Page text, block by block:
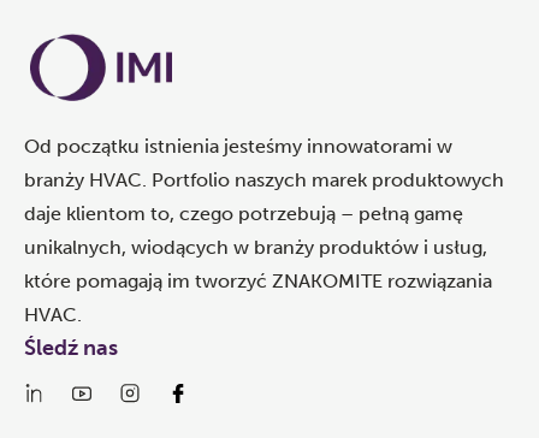
Od początku istnienia jesteśmy innowatorami w
branży HVAC. Portfolio naszych marek produktowych
daje klientom to, czego potrzebują – pełną gamę
unikalnych, wiodących w branży produktów i usług,
które pomagają im tworzyć ZNAKOMITE rozwiązania
HVAC.
Śledź nas